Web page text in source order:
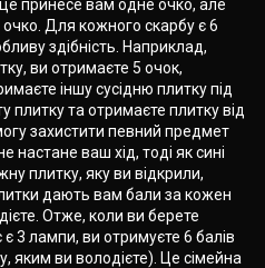
це принесе вам одне очко, але
Для кожного скарбу є 6
здібність. Наприклад,
ви отримаєте 5 очок,
іншу сусідню плитку під
плитку та отримаєте плитку від
захистити певний предмет
настане ваш хід, тоді як сині
плитку, яку ви відкрили,
дають вам бали за кожен
Отже, коли ви берете
3 лампи, ви отримуєте 6 балів
яким ви володієте). Це сімейна